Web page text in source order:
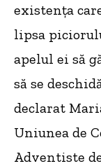
existența
lipsa
apelul ei să
să se
declarat
Uniunea de
Adventiste